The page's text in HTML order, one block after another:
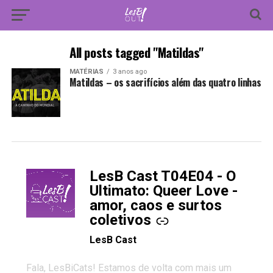
All posts tagged "Matildas"
MATÉRIAS 3 anos ago
Matildas – os sacrifícios além das quatro linhas
LesB Cast T04E04 - O
Ultimato: Queer Love -
amor, caos e surtos
coletivos
-
LesB Cast
Fala, LesBiCats! Estamos de volta com mais um